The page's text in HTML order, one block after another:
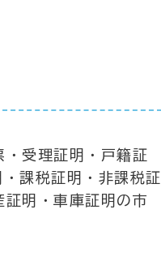
受理証明・戸籍証
課税証明・非課税証
明・車庫証明の市